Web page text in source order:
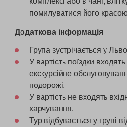
помилуватися його
Додаткова інформація
Група зустрічається у
У вартість поїздки
екскурсійне
подорожі.
У вартість не входять
харчування.
Тур відбувається у групі